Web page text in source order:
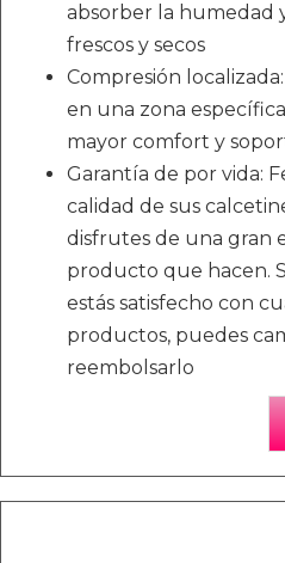
absorber la humedad
frescos y secos
Compresión
en una zona
mayor comfort y
Garantía de por vida:
calidad de sus
disfrutes de una gran
producto que hacen.
estás satisfecho con
productos, puedes
reembolsarlo